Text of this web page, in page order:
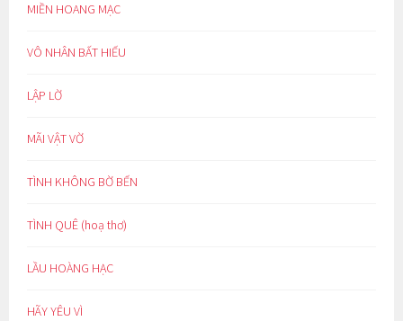
MIỀN HOANG MẠC
VÔ NHÂN BẤT HIẾU
LẬP LỜ
MÃI VẬT VỜ
TÌNH KHÔNG BỜ BẾN
TÌNH QUÊ (hoạ thơ)
LẦU HOÀNG HẠC
HÃY YÊU VÌ